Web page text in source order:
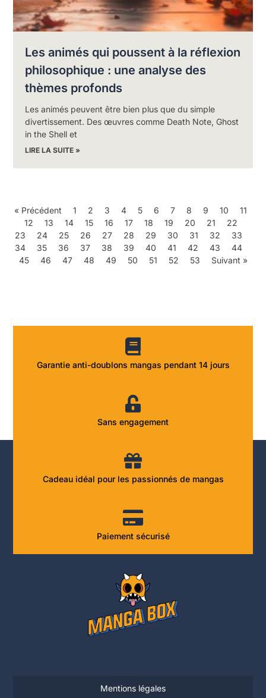
Les animés qui poussent à la réflexion
philosophique : une analyse des
thèmes profonds
Les animés peuvent être bien plus que du simple
divertissement. Des œuvres comme Death Note, Ghost
in the Shell et
LIRE LA SUITE »
« Précédent 1 2 3 4 5 6 7 8 9 10
11
12
13 14 15 16 17 18 19 20 21
22
23
24 25 26 27 28 29 30 31 32
33
34
35 36 37 38 39 40 41 42 43
44
45
46 47 48 49 50 51 52 53 Suivant »
Garantie anti-doublons mangas pendant 14 jours
Sans engagement
Cadeau idéal pour les passionnés de mangas
Paiement sécurisé
Mentions légales